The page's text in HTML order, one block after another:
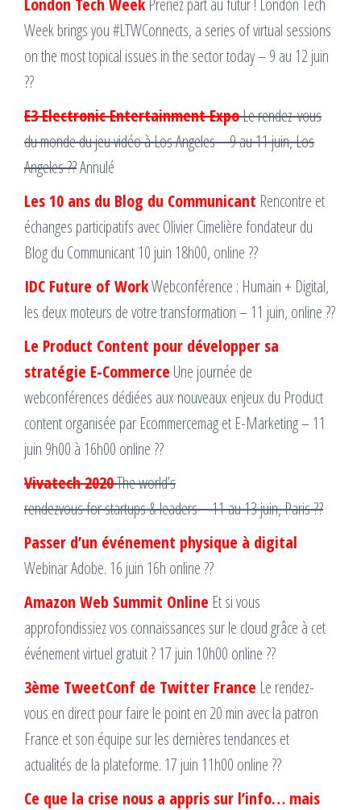
Week brings you #LTWConnects, a series of virtual sessions
on the most topical issues in the sector today – 9 au 12 juin
??
E3 Electronic Entertainment ExpoLe rendez-vous
du monde du jeu vidéo à Los Angeles – 9 au 11 juin, Los
Angeles ??Annulé
Les 10 ans du Blog du Communicant Rencontre et
échanges participatifs avec Olivier Cimelière fondateur du
Blog du Communicant 10 juin 18h00, online ??
IDC Future of WorkWebconférence : Humain + Digital,
les deux moteurs de votre transformation – 11 juin, online ??
Le Product Content pour développer sa
stratégie E-Commerce Une journée de
webconférences dédiées aux nouveaux enjeux du Product
content organisée par Ecommercemag et E-Marketing – 11
juin 9h00 à 16h00 online ??
Vivatech 2020The world’s
rendezvous for startups & leaders – 11 au 13 juin, Paris ??
Passer d’un événement physique à digital
Webinar Adobe. 16 juin 16h online ??
Amazon Web Summit Online Et si vous
approfondissiez vos connaissances sur le cloud grâce à cet
événement virtuel gratuit ? 17 juin 10h00 online ??
3ème TweetConf de Twitter France Le rendez-
vous en direct pour faire le point en 20 min avec la patron
France et son équipe sur les dernières tendances et
actualités de la plateforme. 17 juin 11h00 online ??
Ce que la crise nous a appris sur l’info… mais